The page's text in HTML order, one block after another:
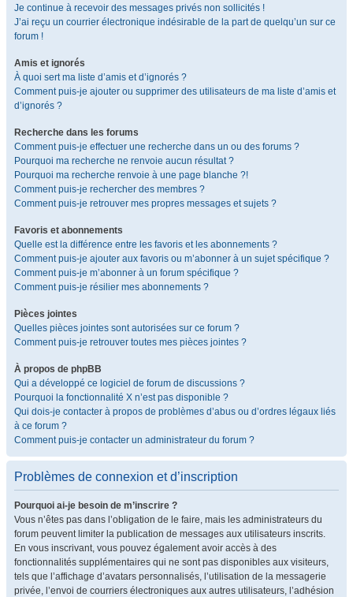
Je continue à recevoir des messages privés non sollicités !
J’ai reçu un courrier électronique indésirable de la part de quelqu’un sur ce
forum !
Amis et ignorés
À quoi sert ma liste d’amis et d’ignorés ?
Comment puis-je ajouter ou supprimer des utilisateurs de ma liste d’amis et
d’ignorés ?
Recherche dans les forums
Comment puis-je effectuer une recherche dans un ou des forums ?
Pourquoi ma recherche ne renvoie aucun résultat ?
Pourquoi ma recherche renvoie à une page blanche ?!
Comment puis-je rechercher des membres ?
Comment puis-je retrouver mes propres messages et sujets ?
Favoris et abonnements
Quelle est la différence entre les favoris et les abonnements ?
Comment puis-je ajouter aux favoris ou m’abonner à un sujet spécifique ?
Comment puis-je m’abonner à un forum spécifique ?
Comment puis-je résilier mes abonnements ?
Pièces jointes
Quelles pièces jointes sont autorisées sur ce forum ?
Comment puis-je retrouver toutes mes pièces jointes ?
À propos de phpBB
Qui a développé ce logiciel de forum de discussions ?
Pourquoi la fonctionnalité X n’est pas disponible ?
Qui dois-je contacter à propos de problèmes d’abus ou d’ordres légaux liés
à ce forum ?
Comment puis-je contacter un administrateur du forum ?
Problèmes de connexion et d’inscription
Pourquoi ai-je besoin de m’inscrire ?
Vous n’êtes pas dans l’obligation de le faire, mais les administrateurs du
forum peuvent limiter la publication de messages aux utilisateurs inscrits.
En vous inscrivant, vous pouvez également avoir accès à des
fonctionnalités supplémentaires qui ne sont pas disponibles aux visiteurs,
tels que l’affichage d’avatars personnalisés, l’utilisation de la messagerie
privée, l’envoi de courriers électroniques aux autres utilisateurs, l’adhésion